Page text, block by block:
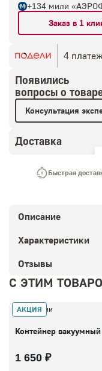
+134 мили
Заказ в 1
4
Появились
вопросы о
Консультация
Доставка
Быстрая
Описание
Характеристики
Отзывы
С ЭТИМ
АКЦИЯ
В наличии
Контейнер
1 650 ₽